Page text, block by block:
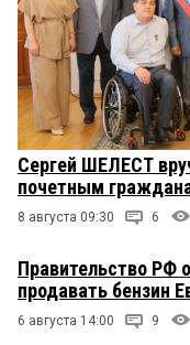
Сергей ШЕЛЕСТ
почетным
8 августа 09:30 6
Правительство РФ
продавать бензин
6 августа 14:00 9